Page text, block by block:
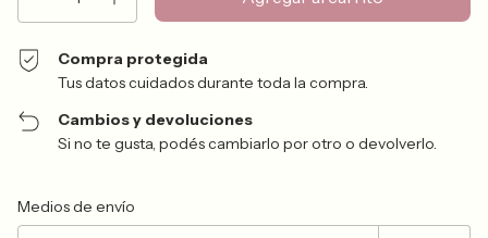
Compra protegida
Tus datos cuidados durante toda la compra.
Cambios y devoluciones
Si no te gusta, podés cambiarlo por otro o devolverlo.
Entregas para el CP:
Medios de envío